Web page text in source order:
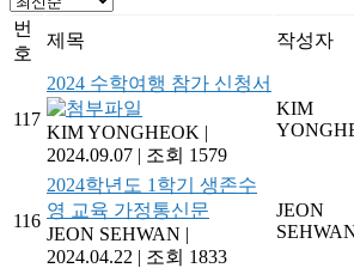
번
호
제목 작성자
117
2024 수학여행 참가 신청서
KIM YONGHEOK |
2024.09.07 | 조회 1579
KIM
116
2024학년도 1학기 생존수
영 교육 가정통신문
JEON SEHWAN |
2024.04.22 | 조회 1833
JEON